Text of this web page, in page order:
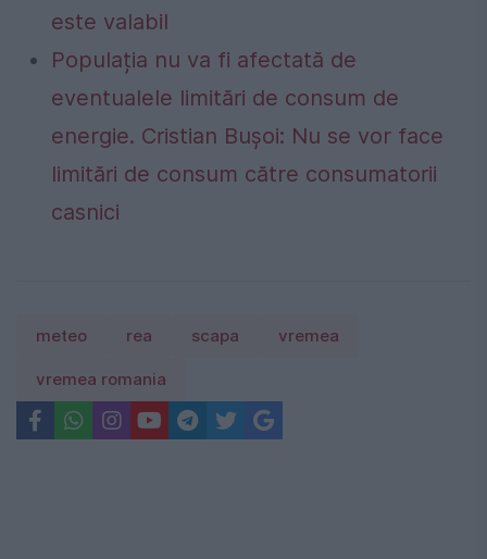
este valabil
Populația nu va fi afectată de
eventualele limitări de consum de
energie. Cristian Bușoi: Nu se vor face
limitări de consum către consumatorii
casnici
meteo rea scapa vremea
vremea romania